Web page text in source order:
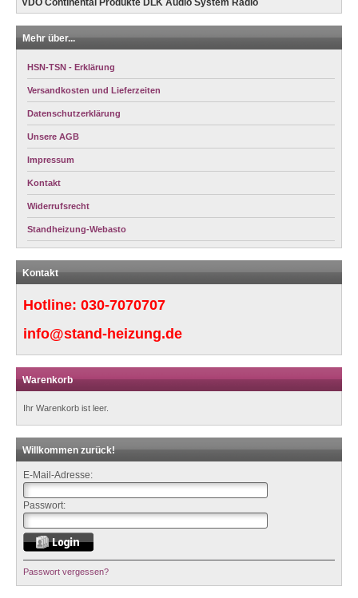
VDO Continental Produkte DLK Audio System Radio
Mehr über...
HSN-TSN - Erklärung
Versandkosten und Lieferzeiten
Datenschutzerklärung
Unsere AGB
Impressum
Kontakt
Widerrufsrecht
Standheizung-Webasto
Kontakt
Hotline: 030-7070707
info@stand-heizung.de
Warenkorb
Ihr Warenkorb ist leer.
Willkommen zurück!
E-Mail-Adresse:
Passwort:
Passwort vergessen?